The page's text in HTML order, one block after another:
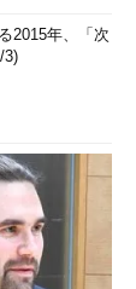
2015年、「次
3)